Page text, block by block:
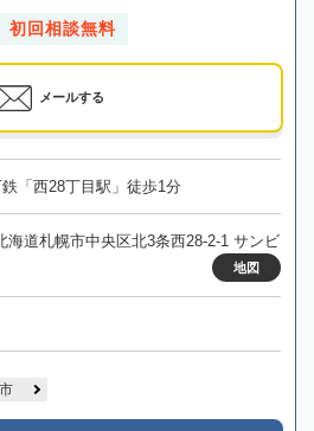
初回相談無料
メールする
「西28丁目駅」徒歩1分
海道札幌市中央区北3条西28-2-1 サンビ
地図